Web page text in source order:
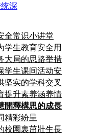
深
全常识小讲堂
学生教育安全用
大局的思路举措
学生课间活动安
坚实的学科交叉
提升素养涵养情
開釋構思的成長
精彩紛呈
校園裏茁壯生長